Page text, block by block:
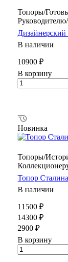
Топоры/
В наличии
10900 ₽
В корзину
Новинка
Топоры/
Топор
В наличии
11500 ₽
14300 ₽
2900 ₽
В корзину